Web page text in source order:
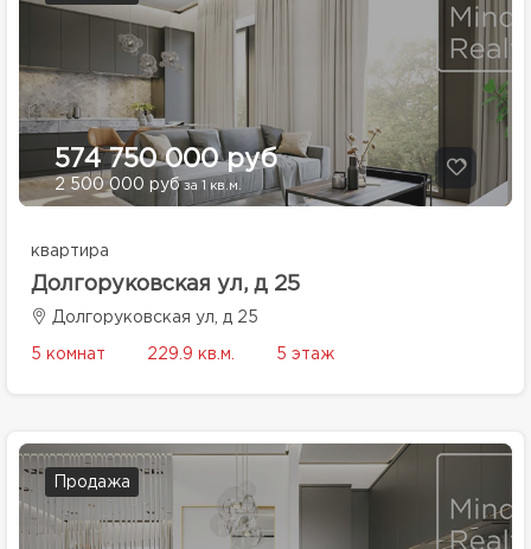
574 750 000 руб
2 500 000 руб за 1 кв.м.
квартира
Долгоруковская ул, д 25
Долгоруковская ул, д 25
5 комнат 229.9 кв.м. 5 этаж
Продажа